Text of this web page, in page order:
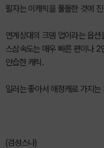
필자는 이캐릭을 풀돌한 것에
연계상대의 크뎀 업이라는 옵션
스삼속도는 매우 빠른 편이나
안습한 캐릭.
일러는 좋아서 애정캐로 가지는
(검성스나)